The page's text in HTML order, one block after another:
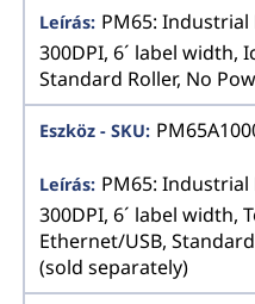
PM65:
300DPI, 6´ label width,
Standard Roller, No
PM65: Industrial
300DPI, 6´ label width,
Ethernet/USB,
(sold separately)